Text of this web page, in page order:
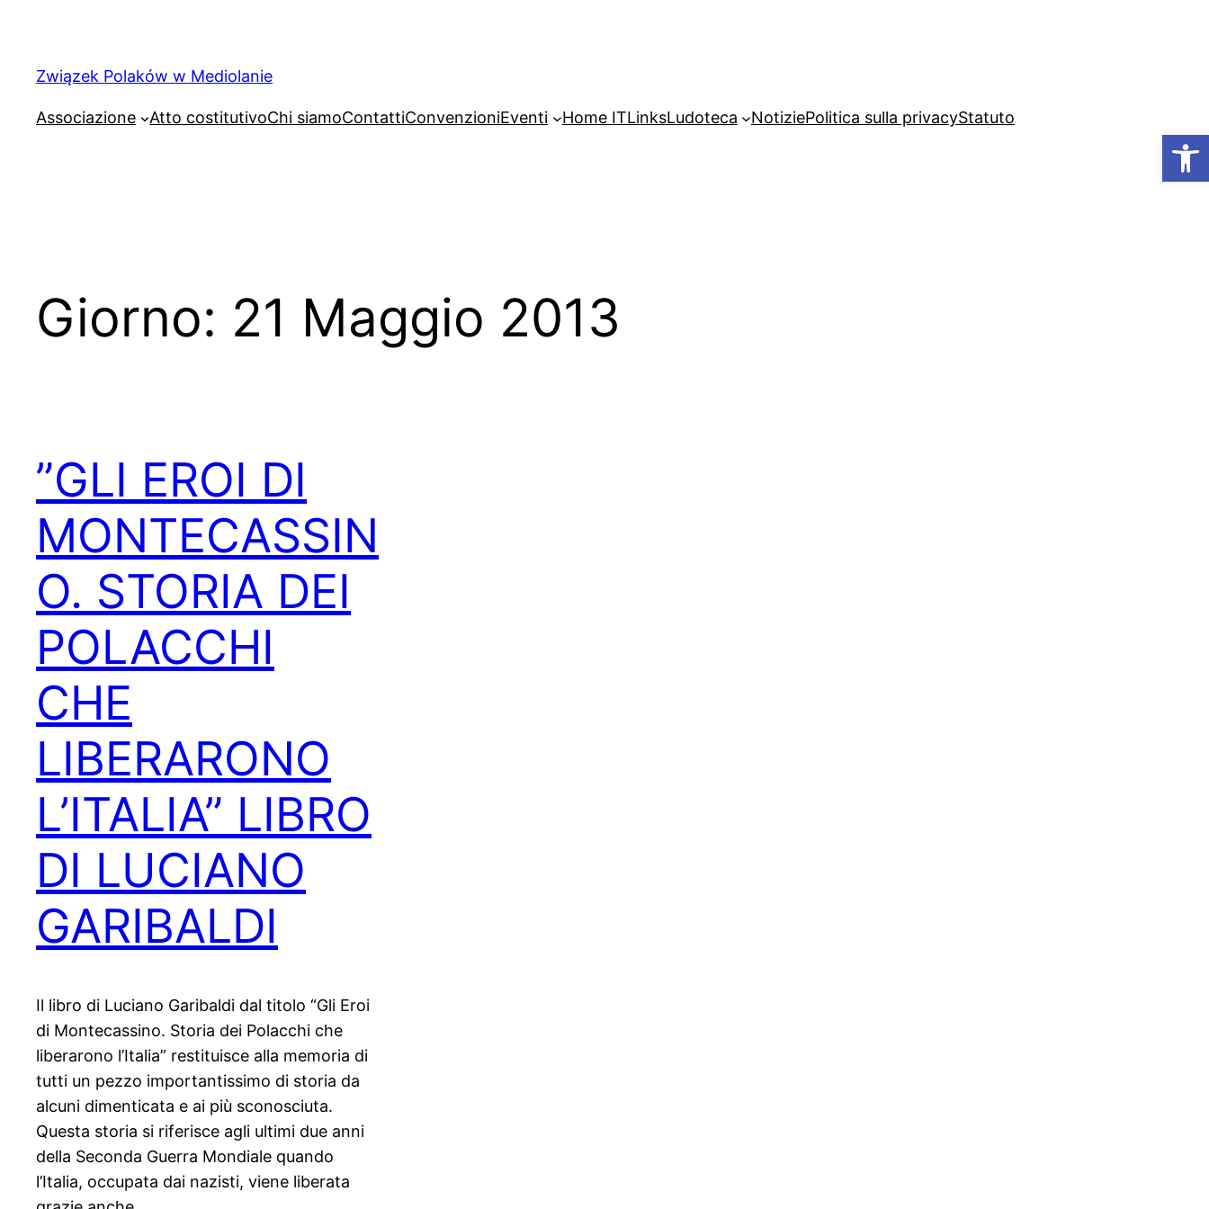
Związek Polaków w Mediolanie
Associazione Atto costitutivoChi siamoContattiConvenzioniEventi Home ITLinksLudoteca NotiziePolitica sulla privacyStatuto
Giorno: 21 Maggio 2013
”GLI EROI DI
MONTECASSIN
O. STORIA DEI
POLACCHI
CHE
LIBERARONO
L’ITALIA” LIBRO
DI LUCIANO
GARIBALDI
Il libro di Luciano Garibaldi dal titolo “Gli Eroi
di Montecassino. Storia dei Polacchi che
liberarono l’Italia” restituisce alla memoria di
tutti un pezzo importantissimo di storia da
alcuni dimenticata e ai più sconosciuta.
Questa storia si riferisce agli ultimi due anni
della Seconda Guerra Mondiale quando
l’Italia, occupata dai nazisti, viene liberata